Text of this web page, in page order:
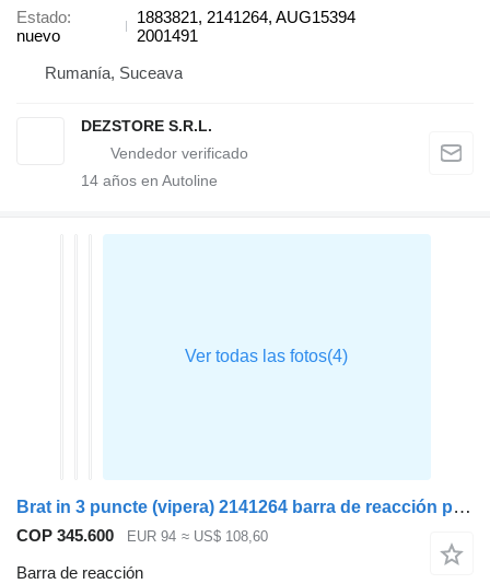
Estado
nuevo
1883821, 2141264, AUG15394
2001491
Rumanía, Suceava
DEZSTORE S.R.L.
14 años en Autoline
Brat in 3 puncte (vipera) 2141264 barra de reacción para DAF XF cabeza tractora
COP 345.600 EUR 94 ≈ US$ 108,60
Barra de reacción